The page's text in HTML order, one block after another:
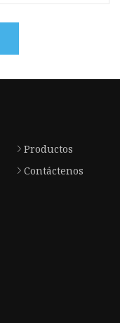
Productos
Contáctenos